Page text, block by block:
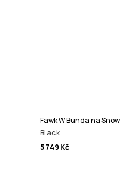
Fawk W Bunda na
Black
5 749 Kč